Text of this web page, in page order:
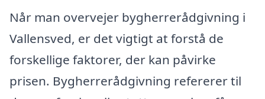
Når man overvejer bygherrerådgivning i
Vallensved, er det vigtigt at forstå de
forskellige faktorer, der kan påvirke
prisen. Bygherrerådgivning refererer til